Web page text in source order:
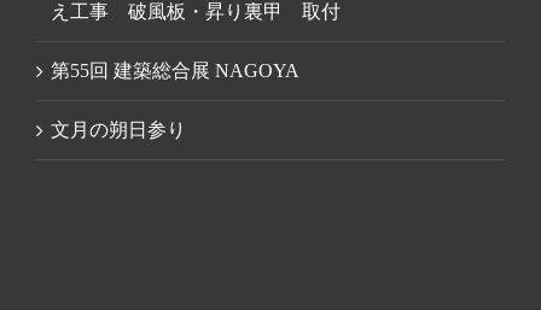
え工事 破風板・昇り裏甲 取付
第55回 建築総合展 NAGOYA
文月の朔日参り